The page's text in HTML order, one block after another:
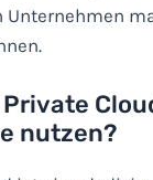
Unternehmen
nutzen?